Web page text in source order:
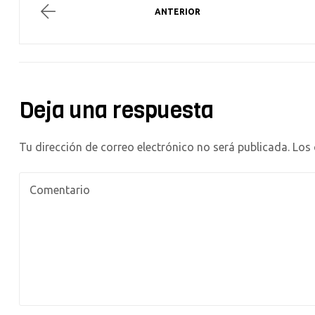
ANTERIOR
Deja una respuesta
Tu dirección de correo electrónico no será publicada. Los